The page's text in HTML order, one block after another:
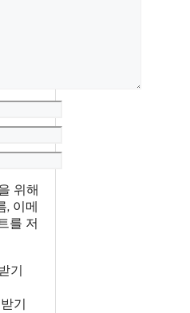
위해
, 이메
를 저
기
기